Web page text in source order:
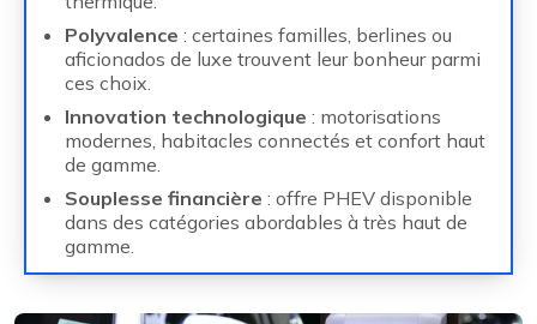
Polyvalence : certaines familles, berlines ou
aficionados de luxe trouvent leur bonheur parmi
ces choix.
Innovation technologique : motorisations
modernes, habitacles connectés et confort haut
de gamme.
Souplesse financière : offre PHEV disponible
dans des catégories abordables à très haut de
gamme.